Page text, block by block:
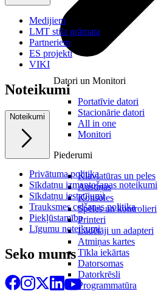
Datori un Monitori
Portatīvie datori
Stacionārie datori
All in one
Monitori
Piederumi
Klaviatūras un peles
Austiņas
Konsoles
Spēles un kontrolieri
Printeri
Lādētāji un adapteri
Atmiņas kartes
Tīkla iekārtas
Datorsomas
Datorkrēsli
Programmatūra
Medijiem
LMT stila grāmata
Partneriem
ES projekti
VIKI
Noteikumi
Noteikumi
Privātuma politika
Sīkdatņu izmantošanas noteikumi
Sīkdatņu iestatījumi
Trauksmes celšanas politika
Piekļūstamība
Līgumu noteikumi
Seko mums